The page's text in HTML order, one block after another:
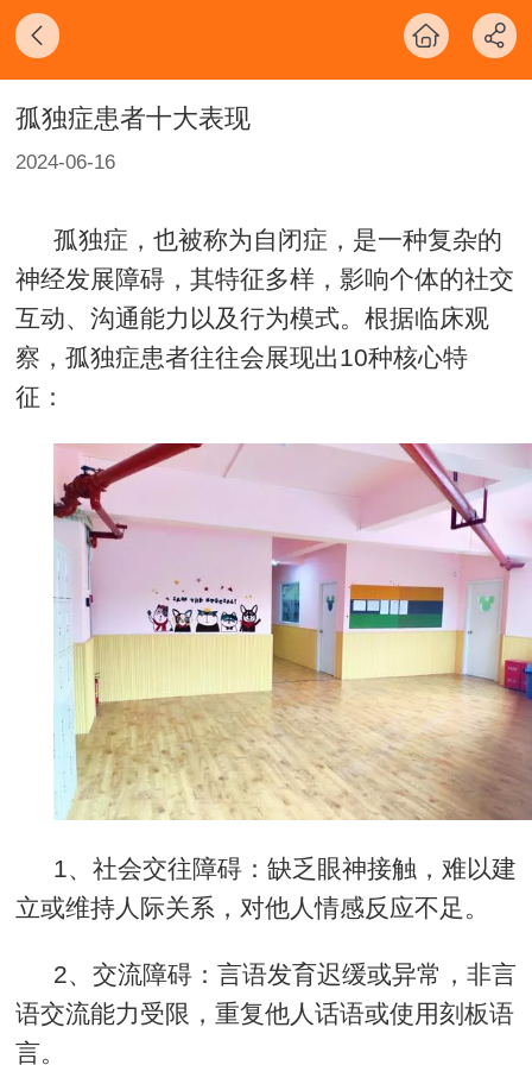
孤独症患者十大表现
2024-06-16
孤独症，也被称为自闭症，是一种复杂的
神经发展障碍，其特征多样，影响个体的社交
互动、沟通能力以及行为模式。根据临床观
察，孤独症患者往往会展现出10种核心特
征：
1、社会交往障碍：缺乏眼神接触，难以建
立或维持人际关系，对他人情感反应不足。
2、交流障碍：言语发育迟缓或异常，非言
语交流能力受限，重复他人话语或使用刻板语
言。